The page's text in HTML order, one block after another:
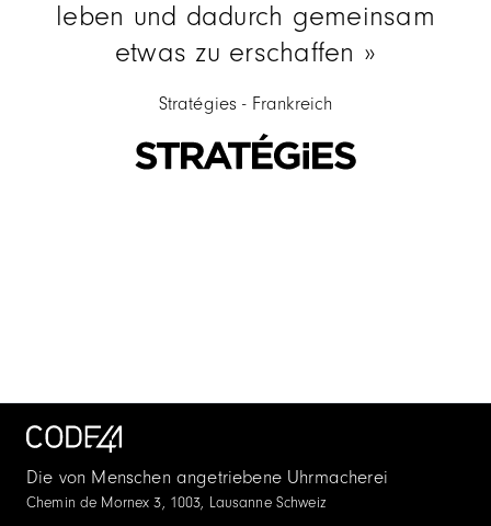
leben und dadurch gemeinsam
etwas zu erschaffen
Stratégies - Frankreich
Die von Menschen angetriebene Uhrmacherei
Chemin de Mornex 3, 1003, Lausanne Schweiz